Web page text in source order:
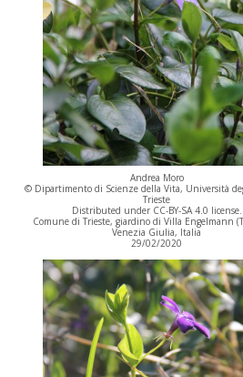
Andrea Moro
© Dipartimento di Scienze della Vita, Università
Trieste
Distributed under CC-BY-SA 4.0 license.
Comune di Trieste, giardino di Villa Engelmann
Venezia Giulia, Italia
29/02/2020